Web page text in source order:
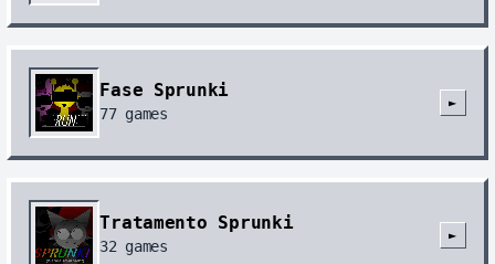
Fase Sprunki
77games
►
Tratamento Sprunki
32 games
►